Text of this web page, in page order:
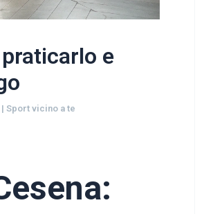
e
| Sport vicino a te